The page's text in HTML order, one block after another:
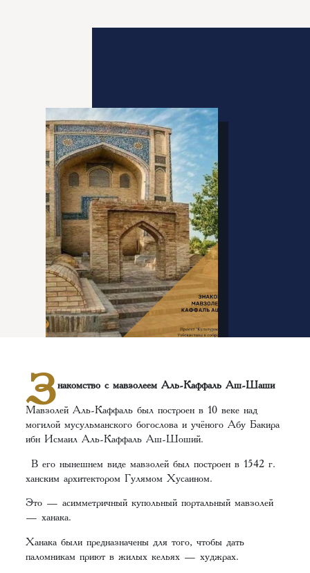
З накомство с мавзолеем Аль-Каффаль Аш-Шаши
Мавзолей Аль-Каффаль был построен в 10 веке над
могилой мусульманского богослова и учёного Абу Бакира
ибн Исмаил Аль-Каффаль Аш-Шоший.
В его нынешнем виде мавзолей был построен в 1542 г.
ханским архитектором Гулямом Хусаином.
Это — асимметричный купольный портальный мавзолей
— ханака.
Ханака были предназначены для того, чтобы дать
паломникам приют в жилых кельях — худжрах.